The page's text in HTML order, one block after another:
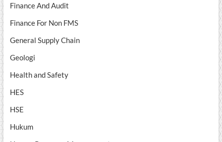
Finance And Audit
Finance For Non FMS
General Supply Chain
Geologi
Health and Safety
HES
HSE
Hukum